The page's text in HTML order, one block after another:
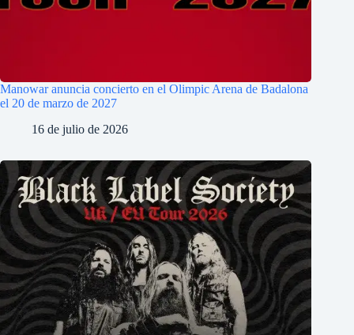
Manowar anuncia concierto en el Olimpic Arena de Badalona
el 20 de marzo de 2027
16 de julio de 2026